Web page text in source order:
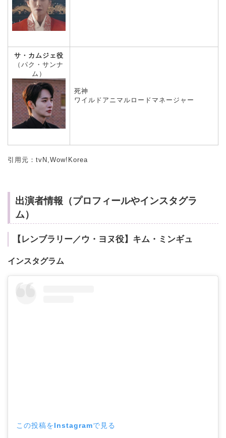
サ・カムジェ役
（パク・サンナ
ム）
死神
ワイルドアニマルロードマネージャー
引用元：tvN,Wow!Korea
出演者情報（プロフィールやインスタグラ
ム）
【レンブラリー／ウ・ヨヌ役】キム・ミンギュ
インスタグラム
この投稿をInstagramで見る